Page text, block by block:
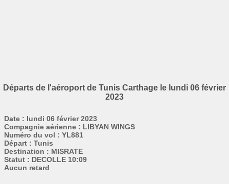
Départs de l'aéroport de Tunis Carthage le lundi 06 février
2023
Date : lundi 06 février 2023
Compagnie aérienne : LIBYAN WINGS
Numéro du vol : YL881
Départ : Tunis
Destination : MISRATE
Statut : DECOLLE 10:09
Aucun retard